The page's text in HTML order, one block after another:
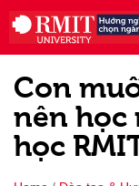
Con
nên học
học